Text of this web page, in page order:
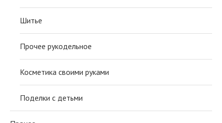
Шитье
Прочее рукодельное
Косметика своими руками
Поделки с детьми